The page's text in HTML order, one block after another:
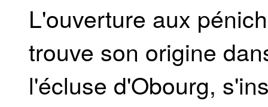
L'ouverture aux
trouve son origine
l'écluse d'Obourg,